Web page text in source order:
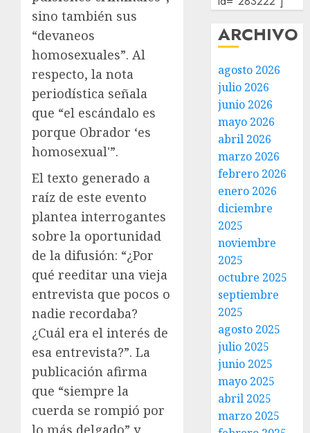
sino también sus
“devaneos
homosexuales”. Al
respecto, la nota
periodística señala
que “el escándalo es
porque Obrador ‘es
homosexual'”.
El texto generado a
raíz de este evento
plantea interrogantes
sobre la oportunidad
de la difusión: “¿Por
qué reeditar una vieja
entrevista que pocos o
nadie recordaba?
¿Cuál era el interés de
esa entrevista?”. La
publicación afirma
que “siempre la
cuerda se rompió por
lo más delgado” y
ARCHIVO
agosto 2026
julio 2026
junio 2026
mayo 2026
abril 2026
marzo 2026
febrero 2026
enero 2026
diciembre
2025
noviembre
2025
octubre 2025
septiembre
2025
agosto 2025
julio 2025
junio 2025
mayo 2025
abril 2025
marzo 2025